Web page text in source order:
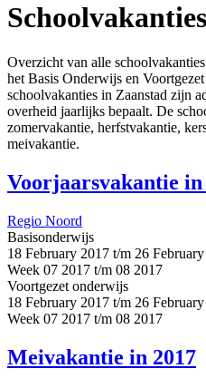
Overzicht van alle
het Basis Onderwijs en
schoolvakanties in Zaanstad zijn
overheid jaarlijks bepaalt. De
zomervakantie, herfstvakantie,
meivakantie.
Voorjaarsvakantie in
Regio Noord
Basisonderwijs
18 February 2017 t/m 26
Week 07 2017 t/m 08 2017
Voortgezet onderwijs
18 February 2017 t/m 26
Week 07 2017 t/m 08 2017
Meivakantie in 2017